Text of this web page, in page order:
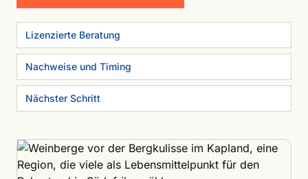
Lizenzierte Beratung
Nachweise und Timing
Nächster Schritt